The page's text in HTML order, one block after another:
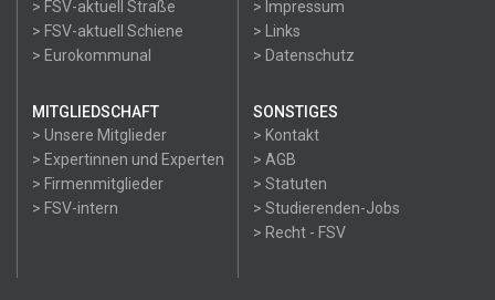
> FSV-aktuell Straße
> FSV-aktuell Schiene
> Eurokommunal
> Impressum
> Links
> Datenschutz
MITGLIEDSCHAFT
> Unsere Mitglieder
> Expertinnen und Experten
> Firmenmitglieder
> FSV-intern
SONSTIGES
> Kontakt
> AGB
> Statuten
> Studierenden-Jobs
> Recht - FSV